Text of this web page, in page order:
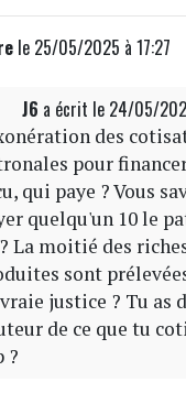
le 25/05/2025 à 17:27
J6 a écrit le 24/05/
des
pour
qui paye ? Vous
quelqu'un 10 le
La moitié des
sont
justice ? Tu as
de ce que tu
?